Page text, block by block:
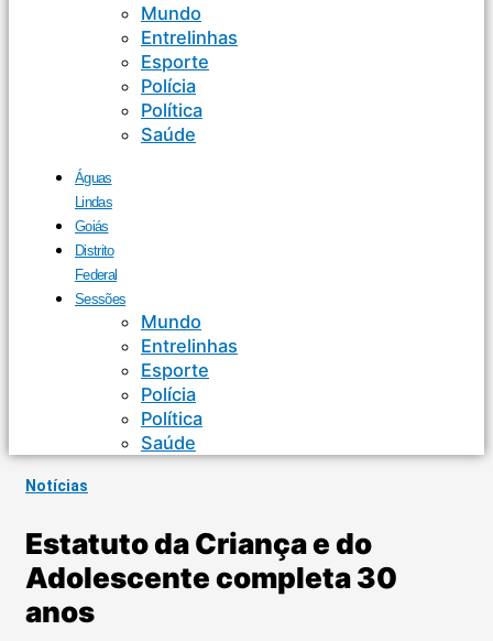
Mundo
Entrelinhas
Esporte
Polícia
Política
Saúde
Águas
Lindas
Goiás
Distrito
Federal
Sessões
Mundo
Entrelinhas
Esporte
Polícia
Política
Saúde
Notícias
Estatuto da Criança e do
Adolescente completa 30
anos